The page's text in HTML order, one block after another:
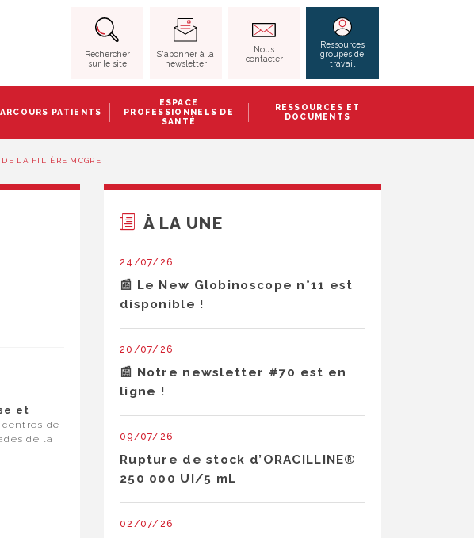
RECHERCHER
Rechercher
sur le site
S'abonner à la
newsletter
Nous
contacter
Ressources
groupes de
travail
PATIENTS
ESPACE
PROFESSIONNELS DE
SANTÉ
RESSOURCES ET
DOCUMENTS
DE LA FILIÈRE MCGRE
et
de
de la
À LA UNE
24/07/26
📰 Le New Globinoscope n°11 est
disponible !
20/07/26
📰 Notre newsletter #70 est en
ligne !
09/07/26
Rupture de stock d’ORACILLINE®
250 000 UI/5 mL
02/07/26